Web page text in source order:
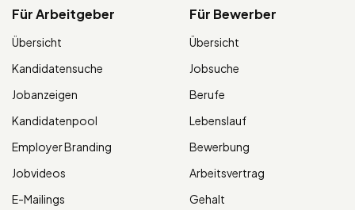
Für Arbeitgeber
Übersicht
Kandidatensuche
Jobanzeigen
Kandidatenpool
Employer Branding
Jobvideos
E-Mailings
Für Bewerber
Übersicht
Jobsuche
Berufe
Lebenslauf
Bewerbung
Arbeitsvertrag
Gehalt